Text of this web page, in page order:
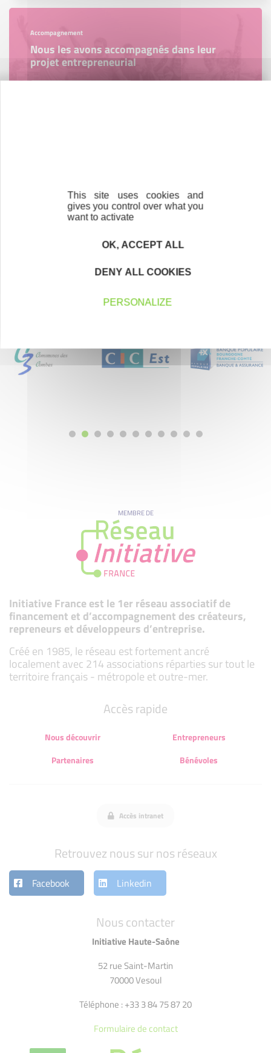
Accompagnement
Nous les avons accompagnés dans leur
projet entrepreneurial
entrepreneurs ?
Devenez parrain ou marraine
Nos partenaires
MEMBRE DE
Initiative France est le 1er réseau associatif de
financement et d’accompagnement des créateurs,
repreneurs et développeurs d’entreprise.
Créé en 1985, le réseau est fortement ancré
localement avec 214 associations réparties sur tout le
territoire français - métropole et outre-mer.
Nous contacter
Initiative Haute-Saône
52 rue Saint-Martin
70000 Vesoul
Téléphone : +33 3 84 75 87 20
Formulaire de contact
Accès rapide
Nous découvrir
Entrepreneurs
Partenaires
Bénévoles
Accès intranet
Retrouvez nous sur nos réseaux
Facebook Linkedin
This site uses cookies and
gives you control over what you
want to activate
OK, ACCEPT ALL
DENY ALL COOKIES
PERSONALIZE